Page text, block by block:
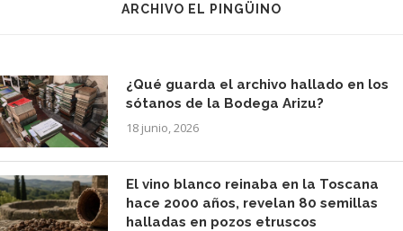
ARCHIVO EL PINGÜINO
¿Qué guarda el archivo hallado en los
sótanos de la Bodega Arizu?
18 junio, 2026
El vino blanco reinaba en la Toscana
hace 2000 años, revelan 80 semillas
halladas en pozos etruscos